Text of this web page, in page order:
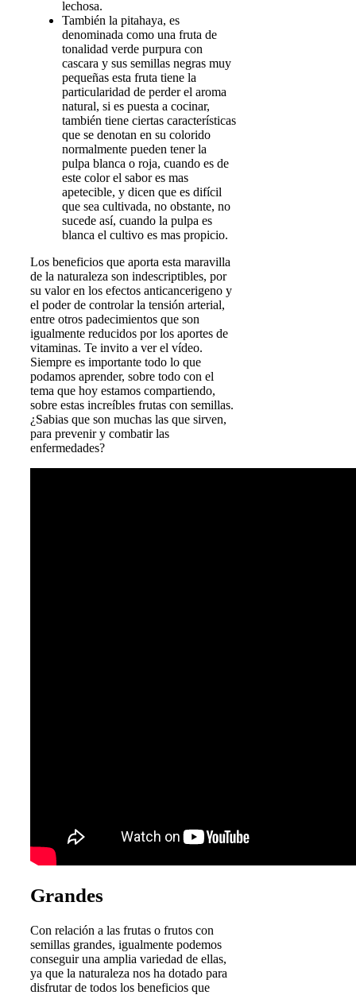
lechosa.
También la pitahaya, es
denominada como una fruta de
tonalidad verde purpura con
cascara y sus semillas negras muy
pequeñas esta fruta tiene la
particularidad de perder el aroma
natural, si es puesta a cocinar,
también tiene ciertas características
que se denotan en su colorido
normalmente pueden tener la
pulpa blanca o roja, cuando es de
este color el sabor es mas
apetecible, y dicen que es difícil
que sea cultivada, no obstante, no
sucede así, cuando la pulpa es
blanca el cultivo es mas propicio.
Los beneficios que aporta esta maravilla
de la naturaleza son indescriptibles, por
su valor en los efectos anticancerigeno y
el poder de controlar la tensión arterial,
entre otros padecimientos que son
igualmente reducidos por los aportes de
vitaminas. Te invito a ver el vídeo.
Siempre es importante todo lo que
podamos aprender, sobre todo con el
tema que hoy estamos compartiendo,
sobre estas increíbles frutas con semillas.
¿Sabias que son muchas las que sirven,
para prevenir y combatir las
enfermedades?
Grandes
Con relación a las frutas o frutos con
semillas grandes, igualmente podemos
conseguir una amplia variedad de ellas,
ya que la naturaleza nos ha dotado para
disfrutar de todos los beneficios que